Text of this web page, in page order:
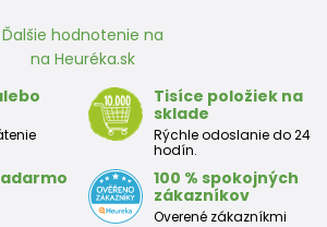
správne a vhodné veľkosti.
21 22 23 24
Ďalšie hodnotenie na
na Heuréka.sk
Tisíce položiek na
sklade
Rýchle odoslanie do 24
hodín.
100 % spokojných
zákazníkov
Overené zákazníkmi